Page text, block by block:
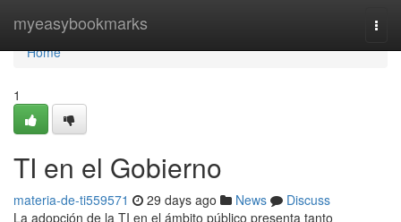
myeasybookmarks
Home
Home
1
TI en el Gobierno
materia-de-ti559571 29 days ago News
Discuss
La adopción de la TI en el ámbito público presenta tanto